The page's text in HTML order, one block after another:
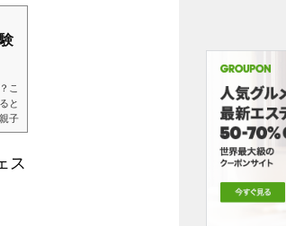
こ
と
子
た
ベ
ス